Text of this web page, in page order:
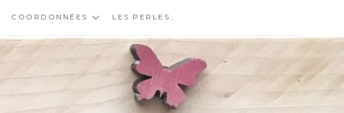
COORDONNÉES LES PERLES…